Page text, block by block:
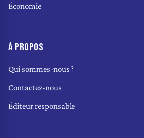
Économie
À PROPOS
Qui sommes-nous ?
Contactez-nous
Éditeur responsable